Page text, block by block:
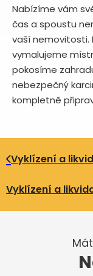
Nabízíme vám
čas a spoustu
vaší nemovitosti.
vymalujeme
pokosíme
nebezpečný
kompletně
Vyklízení a